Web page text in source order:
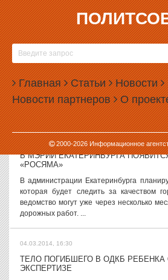
Главная Статьи Новости
Новости партнеров О
2000-2026Информационное
04.03.2014, 18:26
В СВЕРДЛОВСКОМ ЗАКСОБРАНИИ
УКРАИНЕ
Депутаты Заксобрания Свердловской
специальную рабочую группу для
будет осуществляться помощь, пока
депутаты обсуждали...
04.03.2014, 17:31
В МЭРИИ ЕКАТЕРИНБУРГА
«РОСЯМА»
В администрации Екатеринбурга
которая будет следить за качеством
ведомство могут уже через несколько
дорожных работ. ...
04.03.2014, 16:30
ТЕЛО ПОГИБШЕГО В ОДКБ РЕБЕНКА
ЭКСПЕРТИЗЕ